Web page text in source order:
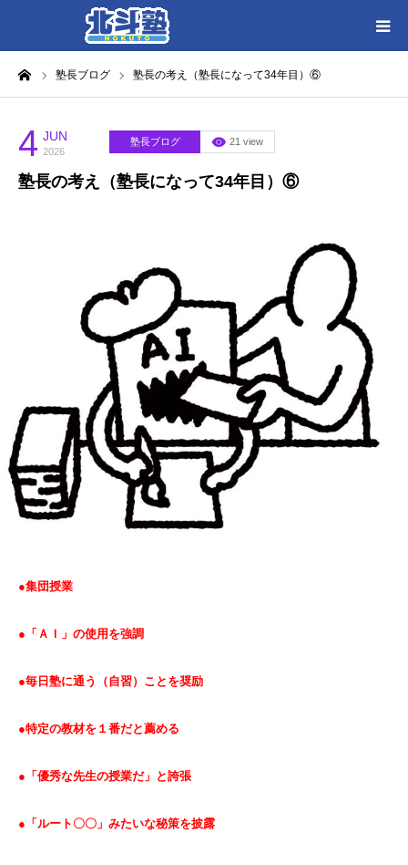
塾長ブログ 塾長の考え（塾長になって34年目）⑥
4 JUN
2026
塾長ブログ 21 view
塾長の考え（塾長になって34年目）⑥
●集団授業
●「ＡＩ」の使用を強調
●毎日塾に通う（自習）ことを奨励
●特定の教材を１番だと薦める
●「優秀な先生の授業だ」と誇張
●「ルート〇〇」みたいな秘策を披露
HOME
各教室別に記事を見る
北斗塾／教室一覧